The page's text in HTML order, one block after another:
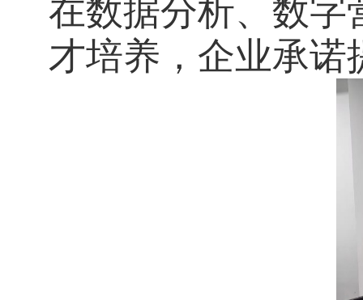
在数据分析、数字
才培养，企业承诺